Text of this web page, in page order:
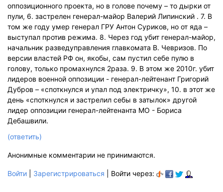
оппозиционного проекта, но в голове почему – то дырки от
пули, 6. застрелен генерал-майор Валерий Липинский . 7. В
том же году умер генерал ГРУ Антон Суриков, но от яда –
выступал против режима. 8. Через год убит генерал-майор,
начальник разведуправления главкомата В. Чевризов. По
версии властей РФ он, якобы, сам пустил себе пулю в
голову, только промахнулся 2раза. 9. В этом же 2010г. убит
лидеров военной оппозиции - генерал-лейтенант Григорий
Дубров – «споткнулся и упал под электричку», 10. в этот же
день «споткнулся и застрелил себы в затылок» другой
лидер оппозиции генерал-лейтенанта МО - Бориса
Дебашвили.
(ответить)
Анонимные комментарии не принимаются.
Войти Зарегистрироваться | Войти через: